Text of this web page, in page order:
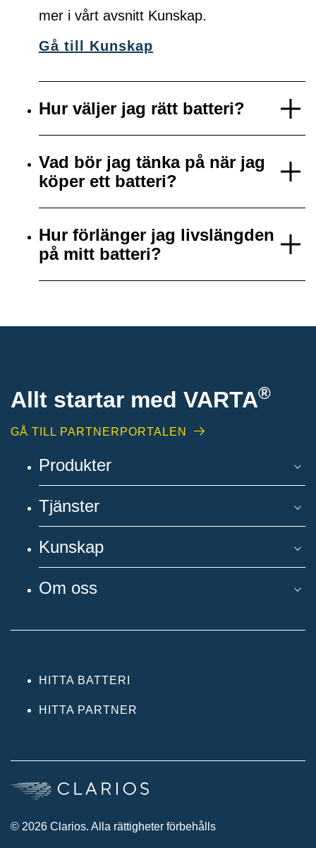
mer i vårt avsnitt Kunskap.
Gå till Kunskap
Hur väljer jag rätt batteri?
Vad bör jag tänka på när jag
köper ett batteri?
Hur förlänger jag livslängden
på mitt batteri?
Allt startar med VARTA®
GÅ TILL PARTNERPORTALEN
Produkter
Tjänster
Kunskap
Om oss
HITTA BATTERI
HITTA PARTNER
© 2026 Clarios. Alla rättigheter förbehålls